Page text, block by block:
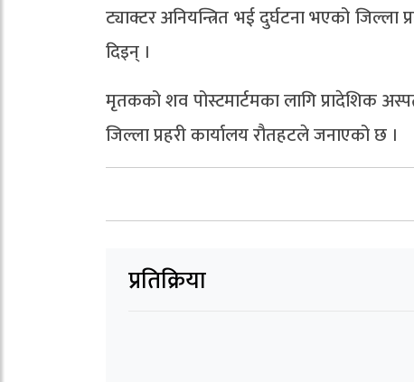
ट्याक्टर अनियन्त्रित भई दुर्घटना भएको जिल्ला
दिइन् ।
मृतकको शव पोस्टमार्टमका लागि प्रादेशिक
जिल्ला प्रहरी कार्यालय रौतहटले जनाएको छ ।
प्रतिक्रिया